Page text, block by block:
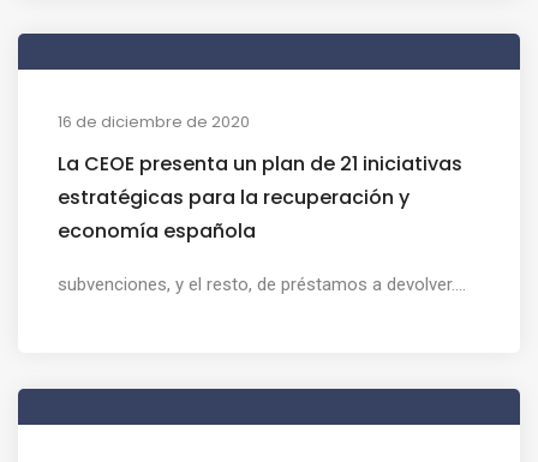
16 de diciembre de 2020
La CEOE presenta un plan de 21 iniciativas
estratégicas para la recuperación y
economía española
subvenciones, y el resto, de préstamos a devolver....